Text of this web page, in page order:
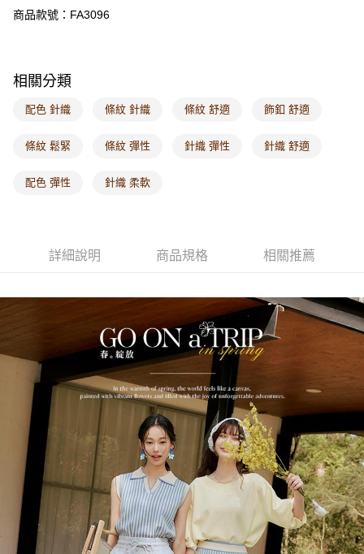
每筆NT$60，滿NT$1,000(含以上)免運費
每筆NT$120，滿NT$1,000(含以上)免運費
付款後門市自取
海外配送-港/澳/新/馬/泰國專屬 查看運費
海外配送-其他亞洲地區
商品款號：FA3096
相關分類
配色 針織 條紋 針織 條紋 舒適 飾釦 舒適
條紋 鬆緊 條紋 彈性 針織 彈性 針織 舒適
配色 彈性 針織 柔軟
詳細說明 商品規格 相關推薦